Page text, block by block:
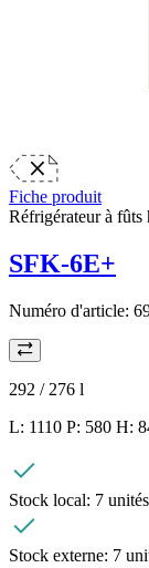
Fiche produit
Réfrigérateur à fûts
SFK-6E+
Numéro d'article:
292 / 276 l
L: 1110 P: 580 H:
Stock local: 7 unités
Stock externe: 7